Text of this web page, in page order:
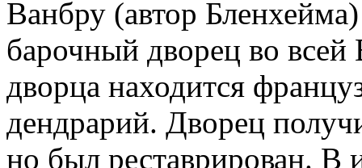
Ванбру (автор
барочный дворец во всей
дворца находится
дендрарий. Дворец
но был реставрирован. В